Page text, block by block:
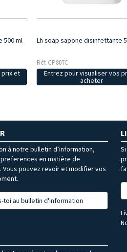
500 ml
prix et
Lh soap sapone disinfettante
Réf: CP807C
Entrez pour visualiser vos
acheter
à notre bulletin d’information,
en matière de
Vous pouvez revoir et modifier vos
toi au bulletin d'information